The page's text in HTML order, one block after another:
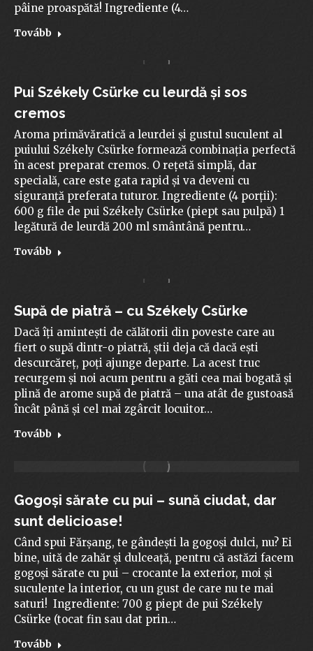
pâine proaspătă! Ingrediente (4…
Tovább
Pui Székely Csürke cu leurdă și sos
cremos
Aroma primăvăratică a leurdei și gustul suculent al
puiului Székely Csürke formează combinația perfectă
în acest preparat cremos. O rețetă simplă, dar
specială, care este gata rapid și va deveni cu
siguranță preferata tuturor. Ingrediente (4 porții):
600 g file de pui Székely Csürke (piept sau pulpă) 1
legătură de leurdă 200 ml smântână pentru…
Tovább
Supă de piatră – cu Székely Csürke
Dacă îți amintești de călătorii din poveste care au
fiert o supă dintr-o piatră, știi deja că dacă ești
descurcăreț, poți ajunge departe. La acest truc
recurgem și noi acum pentru a găti cea mai bogată și
plină de arome supă de piatră – una atât de gustoasă
încât până și cel mai zgârcit locuitor…
Tovább
Gogoși sărate cu pui – sună ciudat, dar
sunt delicioase!
Când spui Fărșang, te gândești la gogoși dulci, nu? Ei
bine, uită de zahăr și dulceață, pentru că astăzi facem
gogoși sărate cu pui – crocante la exterior, moi și
suculente la interior, cu un gust de care nu te mai
saturi! Ingrediente: 700 g piept de pui Székely
Csürke (tocat fin sau dat prin…
Tovább